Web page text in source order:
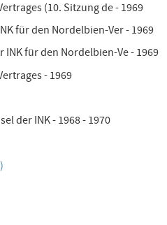
(10. Sitzung de - 1969
für den Nordelbien-Ver - 1969
für den Nordelbien-Ve - 1969
- 1969
der INK - 1968 - 1970